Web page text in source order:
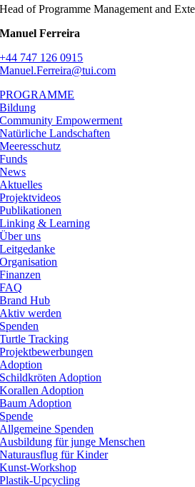
Head of Programme Management and
Manuel Ferreira
+44 747 126 0915
Manuel.Ferreira@tui.com
PROGRAMME
Bildung
Community Empowerment
Natürliche Landschaften
Meeresschutz
Funds
News
Aktuelles
Projektvideos
Publikationen
Linking & Learning
Über uns
Leitgedanke
Organisation
Finanzen
FAQ
Brand Hub
Aktiv werden
Spenden
Turtle Tracking
Projektbewerbungen
Adoption
Schildkröten Adoption
Korallen Adoption
Baum Adoption
Spende
Allgemeine Spenden
Ausbildung für junge Menschen
Naturausflug für Kinder
Kunst-Workshop
Plastik-Upcycling